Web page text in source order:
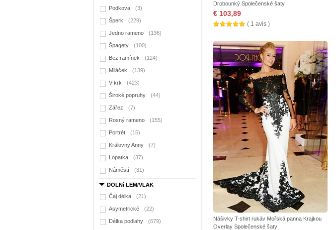
Podkova (3)
Šperk (229)
Jedno rameno (136)
Špagety (100)
Bez ramínek (124)
Miláček (139)
V-krk (423)
Široké popruhy (44)
Zářez (7)
Rosný rameno (155)
Portrét (15)
Královny Anny (7)
Lopatka (37)
Náměstí (31)
DOLNí LEM/VLAK
Čaj délka
(21)
Asymetrické (22)
Délka podlahy (679)
Drobounký Společenské šaty
€ 103,89
( 1 avis )
Nášivky T-shirt rukáv Mořská panna Krajkou
Overlay Společenské šaty